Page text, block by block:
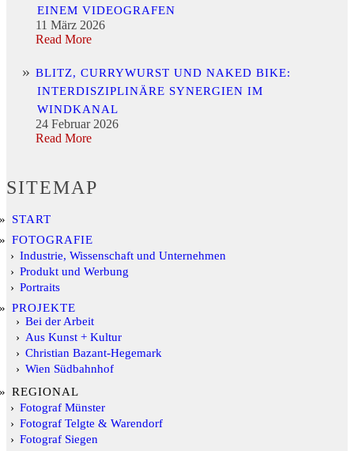
EINEM VIDEOGRAFEN
11 März 2026
Read More
BLITZ, CURRYWURST UND NAKED BIKE:
INTERDISZIPLINÄRE SYNERGIEN IM
WINDKANAL
24 Februar 2026
Read More
SITEMAP
START
FOTOGRAFIE
Industrie, Wissenschaft und Unternehmen
Produkt und Werbung
Portraits
PROJEKTE
Bei der Arbeit
Aus Kunst + Kultur
Christian Bazant-Hegemark
Wien Südbahnhof
REGIONAL
Fotograf Münster
Fotograf Telgte & Warendorf
Fotograf Siegen